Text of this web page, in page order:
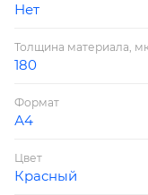
Нет
Толщина материала,
180
Формат
А4
Цвет
Красный